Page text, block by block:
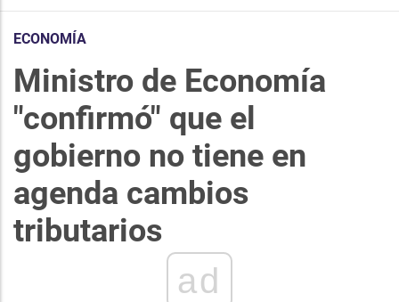
ECONOMÍA
Ministro de Economía
"confirmó" que el
gobierno no tiene en
agenda cambios
tributarios
ad